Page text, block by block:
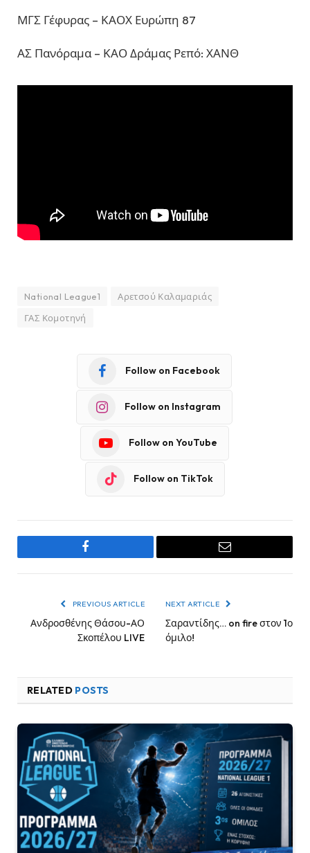
ΜΓΣ Γέφυρας – ΚΑΟΧ Ευρώπη 87
ΑΣ Πανόραμα – ΚΑΟ Δράμας Ρεπό: ΧΑΝΘ
National League1
Αρετσού Καλαμαριάς
ΓΑΣ Κομοτηνή
Follow on Facebook
Follow on Instagram
Follow on YouTube
Follow on TikTok
Facebook Email
PREVIOUS ARTICLE
Ανδροσθένης Θάσου-ΑΟ
Σκοπέλου LIVE
NEXT ARTICLE
Σαραντίδης… on fire στον 1ο
όμιλο!
RELATED POSTS